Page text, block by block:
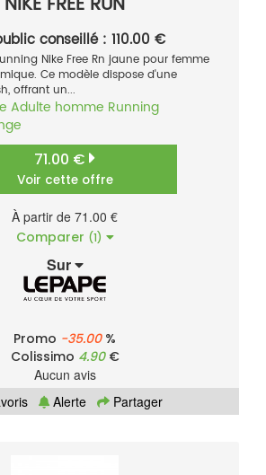
conseillé : 110.00 €
Nike Free Rn jaune pour femme
Ce modèle dispose d'une
offrant un...
Adulte homme Running
71.00 €
Voir cette offre
À partir de 71.00 €
Comparer (1)
Sur
Promo -35.00%
Colissimo 4.90€
Aucun avis
Alerte Partager